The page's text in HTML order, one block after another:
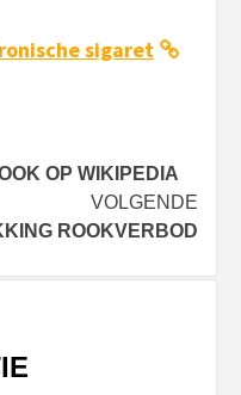
sigaret
OP WIKIPEDIA
VOLGENDE
ROOKVERBOD